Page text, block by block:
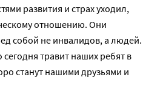
развития и страх уходил,
отношению. Они
собой не инвалидов, а людей.
сегодня травит наших ребят в
станут нашими друзьями и